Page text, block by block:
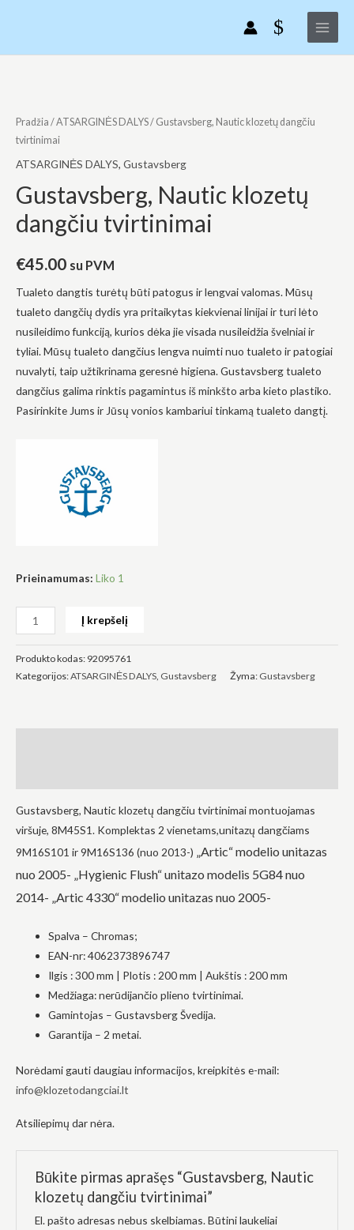
Main
Menu
Pradžia /ATSARGINĖS DALYS/ Gustavsberg, Nautic klozetų dangčiu
tvirtinimai
ATSARGINĖS DALYS, Gustavsberg
Gustavsberg, Nautic klozetų
dangčiu tvirtinimai
€45.00 su PVM
Tualeto dangtis turėtų būti patogus ir lengvai valomas. Mūsų
tualeto dangčių dydis yra pritaikytas kiekvienai linijai ir turi lėto
nusileidimo funkciją, kurios dėka jie visada nusileidžia švelniai ir
tyliai. Mūsų tualeto dangčius lengva nuimti nuo tualeto ir patogiai
nuvalyti, taip užtikrinama geresnė higiena. Gustavsberg tualeto
dangčius galima rinktis pagamintus iš minkšto arba kieto plastiko.
Pasirinkite Jums ir Jūsų vonios kambariui tinkamą tualeto dangtį.
Prieinamumas: Liko 1
Gustavsberg,
Nautic
klozetų
tvirtinimai
Į krepšelį
Produkto kodas: 92095761
Kategorijos:ATSARGINĖS DALYS, Gustavsberg Žyma: Gustavsberg
Gustavsberg, Nautic klozetų dangčiu tvirtinimai montuojamas
viršuje, 8M45S1. Komplektas 2 vienetams,unitazų dangčiams
9M16S101 ir 9M16S136 (nuo 2013-) „Artic“ modelio unitazas
nuo 2005- „Hygienic Flush“ unitazo modelis 5G84 nuo
2014- „Artic 4330“ modelio unitazas nuo 2005-
Spalva – Chromas;
EAN-nr: 4062373896747
Ilgis : 300 mm | Plotis : 200 mm | Aukštis : 200 mm
Medžiaga: nerūdijančio plieno tvirtinimai.
Gamintojas – Gustavsberg Švedija.
Garantija – 2 metai.
Norėdami gauti daugiau informacijos, kreipkitės e-mail:
info@klozetodangciai.lt
Atsiliepimų dar nėra.
Būkite pirmas aprašęs “Gustavsberg, Nautic
klozetų dangčiu tvirtinimai”
El. pašto adresas nebus skelbiamas. Būtini laukeliai
slapukai
privalomi.
veiktų.
Statistika
pagerinti
funkcionalumą
Kad mūsų
svetainė
geriau jūsų
metu. Jei
atsisakysite
šių slapukų,
funkcijos iš
išnyks.
Rinkodara
savo
elgesiu, kai
mūsų
padidinate
pamatyti
turinį ir